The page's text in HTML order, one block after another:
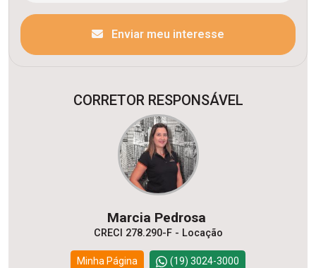
Enviar meu interesse
CORRETOR RESPONSÁVEL
Marcia Pedrosa
CRECI 278.290-F - Locação
Minha Página (19) 3024-3000